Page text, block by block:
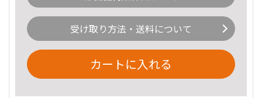
受け取り方法・送料について
カートに入れる